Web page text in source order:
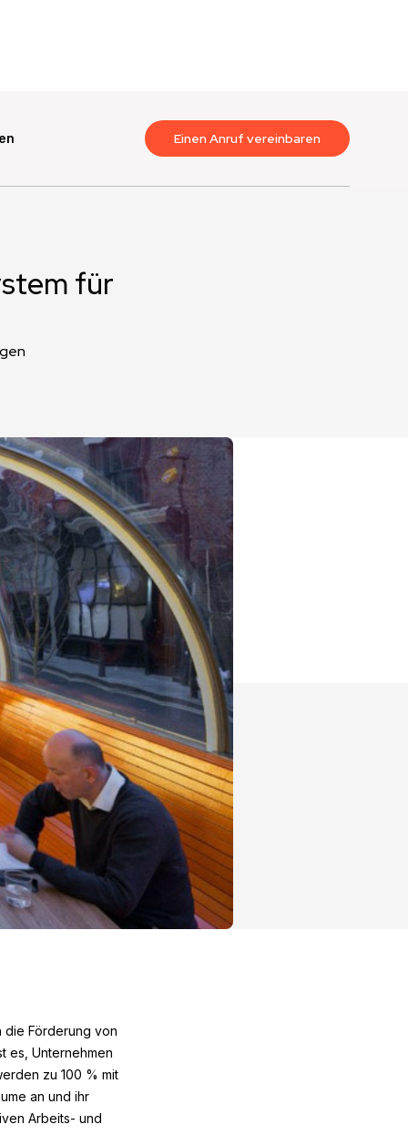
Einen Anruf vereinbaren
für
die Förderung von
es, Unternehmen
zu 100 % mit
an und ihr
Arbeits- und